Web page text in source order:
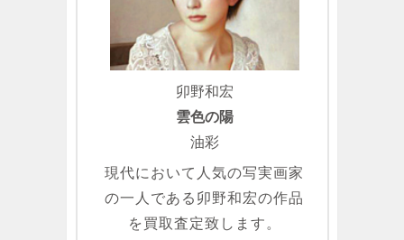
卯野和宏
雲色の陽
油彩
現代において人気の写実画家
の一人である卯野和宏の作品
を買取査定致します。